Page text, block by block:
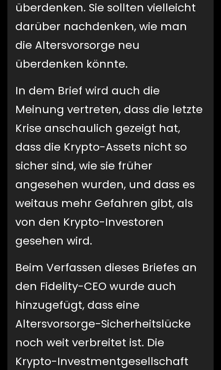
überdenken. Sie sollten vielleicht
darüber nachdenken, wie man
die Altersvorsorge neu
überdenken könnte.
In dem Brief wird auch die
Meinung vertreten, dass die letzte
Krise anschaulich gezeigt hat,
dass die Krypto-Assets nicht so
sicher sind, wie sie früher
angesehen wurden, und dass es
weitaus mehr Gefahren gibt, als
von den Krypto-Investoren
gesehen wird.
Beim Verfassen dieses Briefes an
den Fidelity-CEO wurde auch
hinzugefügt, dass eine
Altersvorsorge-Sicherheitslücke
noch weit verbreitet ist. Die
Krypto-Investmentgesellschaft